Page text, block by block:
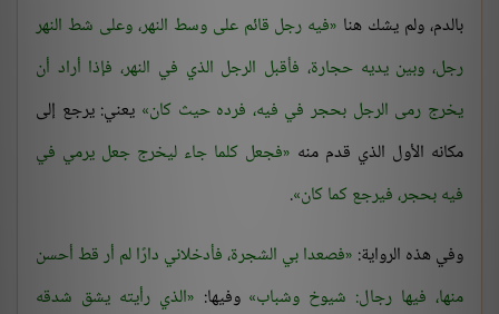
بالدم، ولم يشك هنا فيه رجل قائم على وسط النهر، وعلى شط النهر
رجل، وبين يديه حجارة، فأقبل الرجل الذي في النهر، فإذا أراد أن
يخرج رمى الرجل بحجر في فيه، فرده حيث كان يعني: يرجع إلى
مكانه الأول الذي قدم منه فجعل كلما جاء ليخرج جعل يرمي في
فيه بحجر، فيرجع كما كان .
وفي هذه الرواية: فصعدا بي الشجرة، فأدخلاني دارًا لم أر قط أحسن
منها، فيها رجال: شيوخ وشباب وفيها:
الذي رأيته يشق شدقه